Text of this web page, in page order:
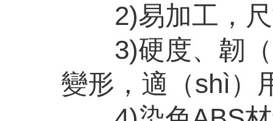
2)易加工，
3)硬度、韌
變形，適（shì）